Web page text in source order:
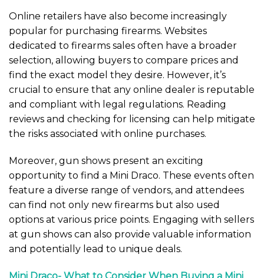
Online retailers have also become increasingly
popular for purchasing firearms. Websites
dedicated to firearms sales often have a broader
selection, allowing buyers to compare prices and
find the exact model they desire. However, it’s
crucial to ensure that any online dealer is reputable
and compliant with legal regulations. Reading
reviews and checking for licensing can help mitigate
the risks associated with online purchases.
Moreover, gun shows present an exciting
opportunity to find a Mini Draco. These events often
feature a diverse range of vendors, and attendees
can find not only new firearms but also used
options at various price points. Engaging with sellers
at gun shows can also provide valuable information
and potentially lead to unique deals.
Mini Draco- What to Consider When Buying a Mini